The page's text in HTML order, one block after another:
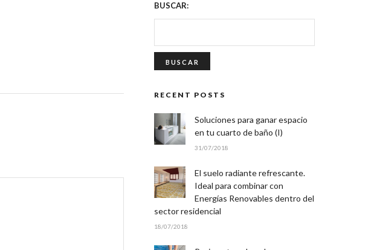
BUSCAR:
RECENT POSTS
Soluciones para ganar espacio
en tu cuarto de baño (I)
31/07/2018
El suelo radiante refrescante.
Ideal para combinar con
Energías Renovables dentro del
sector residencial
18/07/2018